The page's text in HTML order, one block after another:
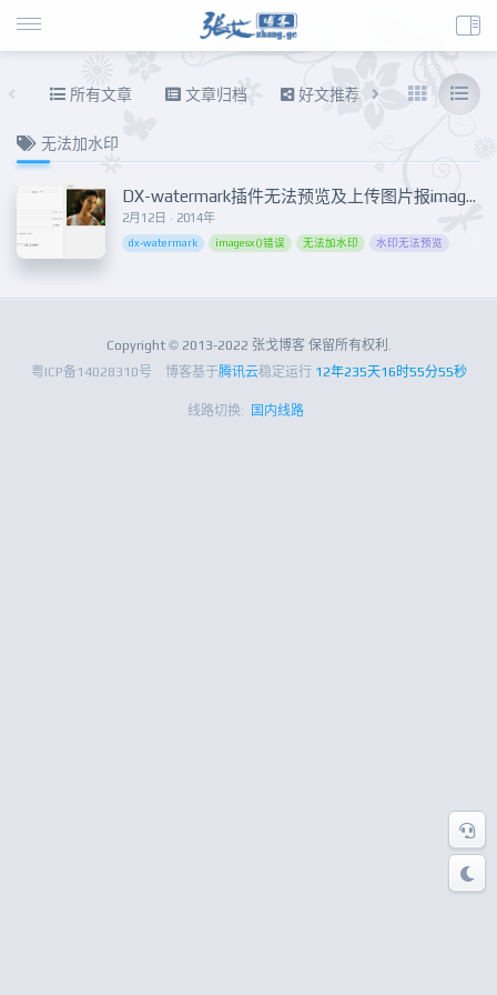
所有文章 文章归档 好文推荐 东拉西扯
无法加水印
2月12日 · 2014年
DX-watermark插件无法预览及上传图片报imagesx()错误的解决办法
dx-watermark imagesx()错误 无法加水印 水印无法预览
Copyright © 2013-2022 张戈博客 保留所有权利.
粤ICP备14028310号
博客基于腾讯云稳定运行 12年235天16时55分55秒
线路切换: 国内线路